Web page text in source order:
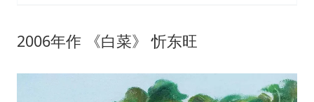
2006年作 《白菜》 忻东旺